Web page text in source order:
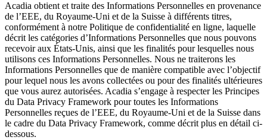
Acadia obtient et traite des Informations Personnelles en provenance
de l’EEE, du Royaume-Uni et de la Suisse à différents titres,
conformément à notre Politique de confidentialité en ligne, laquelle
décrit les catégories d’Informations Personnelles que nous pouvons
recevoir aux États-Unis, ainsi que les finalités pour lesquelles nous
utilisons ces Informations Personnelles. Nous ne traiterons les
Informations Personnelles que de manière compatible avec l’objectif
pour lequel nous les avons collectées ou pour des finalités ultérieures
que vous aurez autorisées. Acadia s’engage à respecter les Principes
du Data Privacy Framework pour toutes les Informations
Personnelles reçues de l’EEE, du Royaume-Uni et de la Suisse dans
le cadre du Data Privacy Framework, comme décrit plus en détail ci-
dessous.